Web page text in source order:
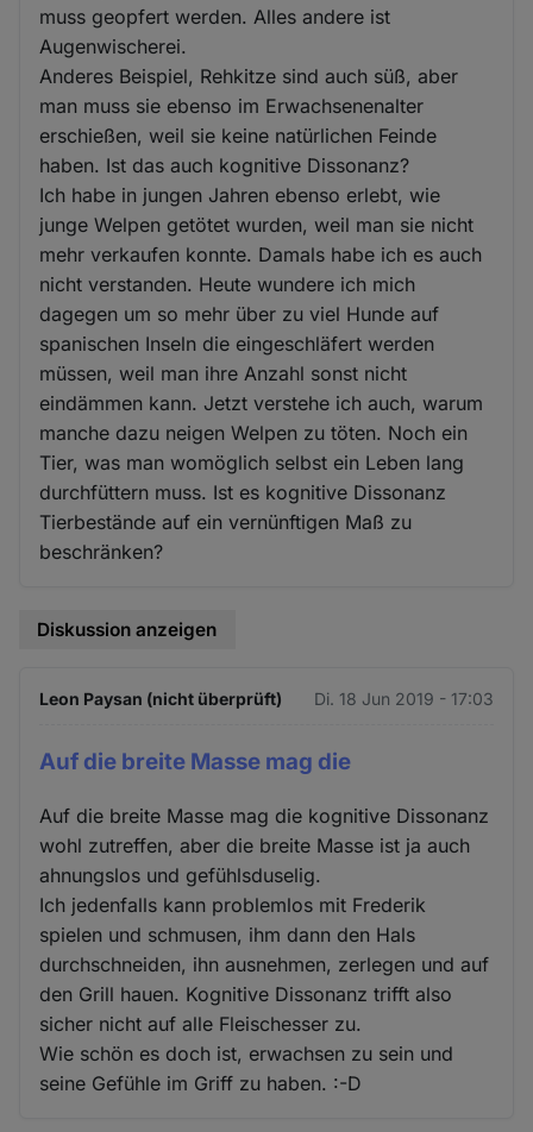
muss geopfert werden. Alles andere ist
Augenwischerei.
Anderes Beispiel, Rehkitze sind auch süß, aber
man muss sie ebenso im Erwachsenenalter
erschießen, weil sie keine natürlichen Feinde
haben. Ist das auch kognitive Dissonanz?
Ich habe in jungen Jahren ebenso erlebt, wie
junge Welpen getötet wurden, weil man sie nicht
mehr verkaufen konnte. Damals habe ich es auch
nicht verstanden. Heute wundere ich mich
dagegen um so mehr über zu viel Hunde auf
spanischen Inseln die eingeschläfert werden
müssen, weil man ihre Anzahl sonst nicht
eindämmen kann. Jetzt verstehe ich auch, warum
manche dazu neigen Welpen zu töten. Noch ein
Tier, was man womöglich selbst ein Leben lang
durchfüttern muss. Ist es kognitive Dissonanz
Tierbestände auf ein vernünftigen Maß zu
beschränken?
Diskussion anzeigen
Leon Paysan (nicht überprüft) Di. 18 Jun 2019 - 17:03
Auf die breite Masse mag die
Auf die breite Masse mag die kognitive Dissonanz
wohl zutreffen, aber die breite Masse ist ja auch
ahnungslos und gefühlsduselig.
Ich jedenfalls kann problemlos mit Frederik
spielen und schmusen, ihm dann den Hals
durchschneiden, ihn ausnehmen, zerlegen und auf
den Grill hauen. Kognitive Dissonanz trifft also
sicher nicht auf alle Fleischesser zu.
Wie schön es doch ist, erwachsen zu sein und
seine Gefühle im Griff zu haben. :-D